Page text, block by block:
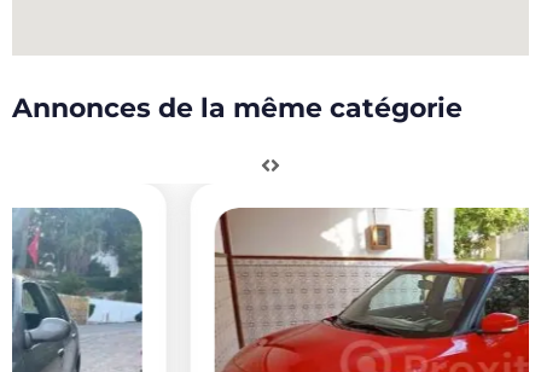
Annonces de la même catégorie